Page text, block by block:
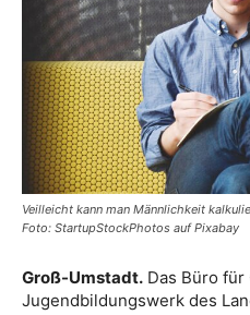
Veilleicht kann man Männlichkeit
Foto: StartupStockPhotos auf Pixabay
Groß-Umstadt. Das Büro
Jugendbildungswerk des